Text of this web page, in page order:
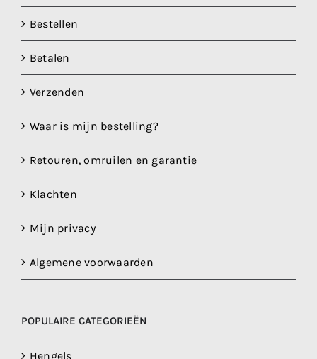
Bestellen
Betalen
Verzenden
Waar is mijn bestelling?
Retouren, omruilen en garantie
Klachten
Mijn privacy
Algemene voorwaarden
POPULAIRE CATEGORIEËN
Hengels